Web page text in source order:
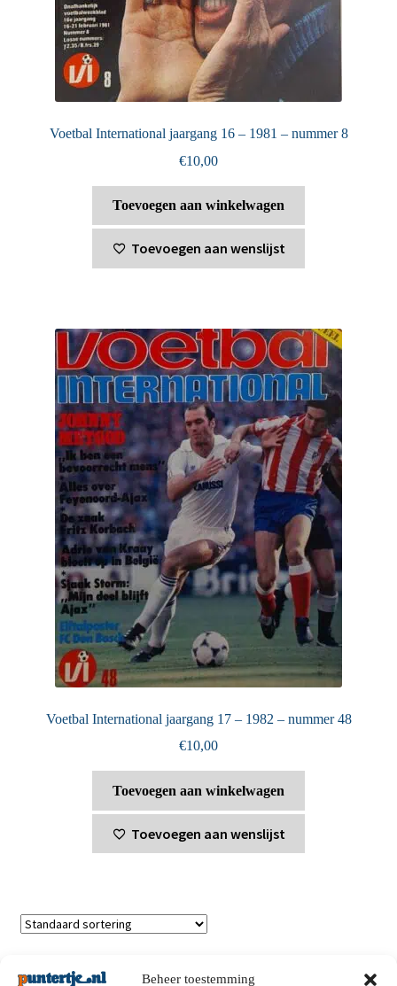
Beheer toestemming
Voetbal International jaargang 16 – 1981 – nummer 8
€10,00
Toevoegen aan winkelwagen
Toevoegen aan wenslijst
Voetbal International jaargang 17 – 1982 – nummer 48
€10,00
Toevoegen aan winkelwagen
Toevoegen aan wenslijst